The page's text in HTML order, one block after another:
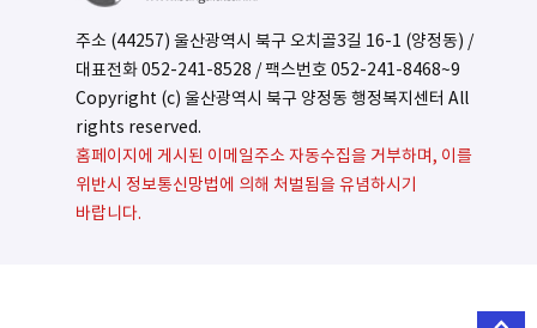
주소 (44257) 울산광역시 북구 오치골3길 16-1 (양정동) /
대표전화052-241-8528 / 팩스번호 052-241-8468~9
Copyright (c) 울산광역시 북구 양정동 행정복지센터 All
rights reserved.
홈페이지에 게시된 이메일주소 자동수집을 거부하며, 이를
위반시 정보통신망법에 의해 처벌됨을 유념하시기
바랍니다.